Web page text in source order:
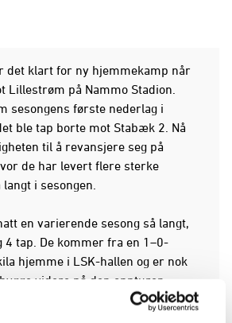
det klart for ny hjemmekamp når
Lillestrøm på Nammo Stadion.
sesongens første nederlag i
ble tap borte mot Stabæk 2. Nå
til å revansjere seg på
de har levert flere sterke
i sesongen.
en varierende sesong så langt,
4 tap. De kommer fra en 1–0-
hjemme i LSK-hallen og er nok
videre på den oppturen.